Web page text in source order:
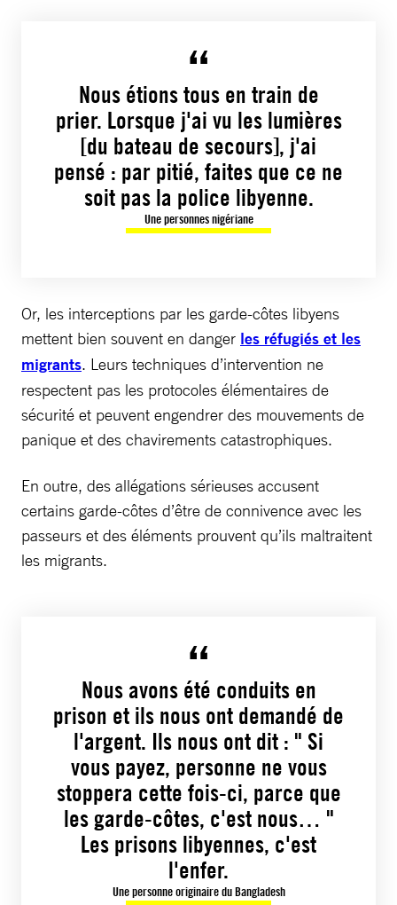
Nous étions tous en train de
prier. Lorsque j'ai vu les lumières
[du bateau de secours], j'ai
pensé : par pitié, faites que ce ne
soit pas la police libyenne.
Une personnes nigériane
Or, les interceptions par les garde-côtes libyens
mettent bien souvent en danger les réfugiés et les
migrants. Leurs techniques d’intervention ne
respectent pas les protocoles élémentaires de
sécurité et peuvent engendrer des mouvements de
panique et des chavirements catastrophiques.
En outre, des allégations sérieuses accusent
certains garde-côtes d’être de connivence avec les
passeurs et des éléments prouvent qu’ils maltraitent
les migrants.
Nous avons été conduits en
prison et ils nous ont demandé de
l'argent. Ils nous ont dit : " Si
vous payez, personne ne vous
stoppera cette fois-ci, parce que
les garde-côtes, c'est nous… "
Les prisons libyennes, c'est
l'enfer.
Une personne originaire du Bangladesh